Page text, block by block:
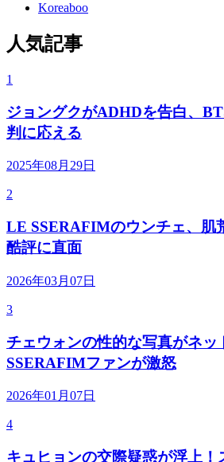
Koreaboo
人気記事
1
ジョングクがADHDを告白、
判に応える
2025年08月29日
2
LE SSERAFIMのウンチェ、肌
酷評に直面
2026年03月07日
3
チェウォンの性的な写真がネッ
SSERAFIMファンが激怒
2026年01月07日
4
キュヒョンの交際疑惑が浮上！